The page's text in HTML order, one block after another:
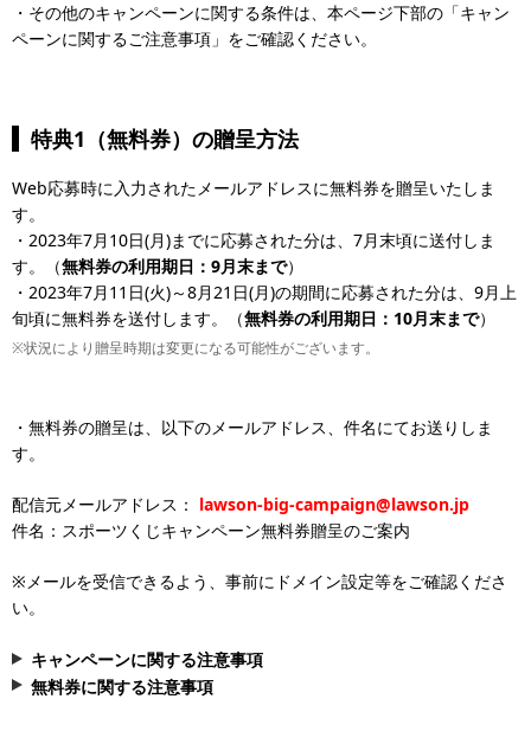
・その他のキャンペーンに関する条件は、本ページ下部の「キャン
ペーンに関するご注意事項」をご確認ください。
特典1（無料券）の贈呈方法
Web応募時に入力されたメールアドレスに無料券を贈呈いたしま
す。
・2023年7月10日(月)までに応募された分は、7月末頃に送付しま
す。（無料券の利用期日：9月末まで）
・2023年7月11日(火)～8月21日(月)の期間に応募された分は、9月上
旬頃に無料券を送付します。（無料券の利用期日：10月末まで）
※状況により贈呈時期は変更になる可能性がございます。
・無料券の贈呈は、以下のメールアドレス、件名にてお送りしま
す。
配信元メールアドレス： lawson-big-campaign@lawson.jp
件名：スポーツくじキャンペーン無料券贈呈のご案内
※メールを受信できるよう、事前にドメイン設定等をご確認くださ
い。
キャンペーンに関する注意事項
無料券に関する注意事項